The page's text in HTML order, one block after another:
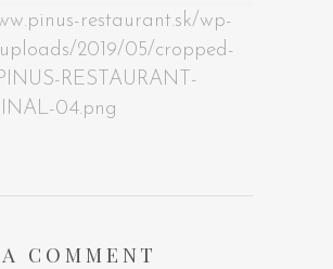
restaurant.sk/wp-
2019/05/cropped-
RESTAURANT-
04.png
COMMENT